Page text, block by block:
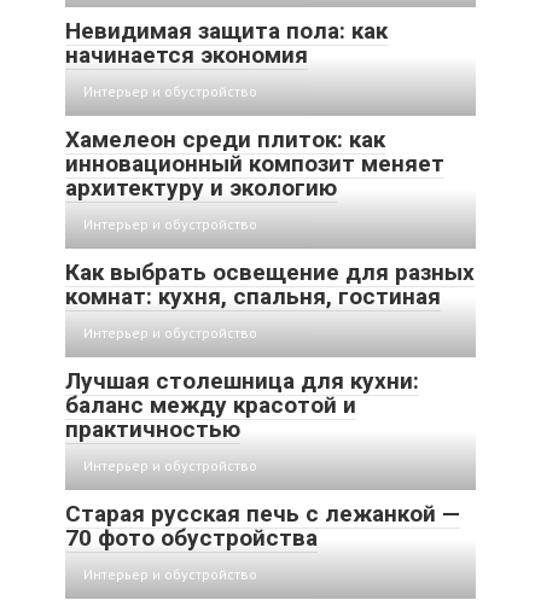
Невидимая защита пола: как
начинается экономия
Интерьер и обустройство
Хамелеон среди плиток: как
инновационный композит меняет
архитектуру и экологию
Интерьер и обустройство
Как выбрать освещение для разных
комнат: кухня, спальня, гостиная
Интерьер и обустройство
Лучшая столешница для кухни:
баланс между красотой и
практичностью
Интерьер и обустройство
Старая русская печь с лежанкой —
70 фото обустройства
Интерьер и обустройство